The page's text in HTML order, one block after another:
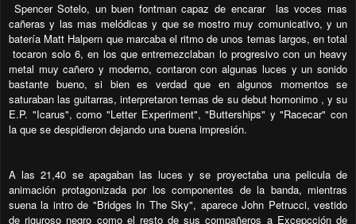
Spencer Sotelo, un buen fontman capaz de encarar las voces mas
cañeras y las mas melódicas y que se mostro muy comunicativo, y un
batería Matt Halpern que marcaba el ritmo de unos temas largos, en total
tocaron solo 6, en los que entremezclaban lo progresivo con un heavy
metal muy cañero y moderno, contaron con algunas luces y un sonido
bastante bueno, si bien es verdad que en algunos momentos se
saturaban las guitarras, interpretaron temas de su debut homonimo , y su
E.P. "Icarus", como "Letter Experiment", "Butterships" y "Racecar" con
la que se despidieron dejando una buena impresión.
A las 21,40 se apagaban las luces y se proyectaba una pelicula de
animación protagonizada por los componentes de la banda, mientras
suena la intro de "Bridges In The Sky", aparece John Petrucci, vestido
de riguroso negro como el resto de sus compañeros a Excepcción de